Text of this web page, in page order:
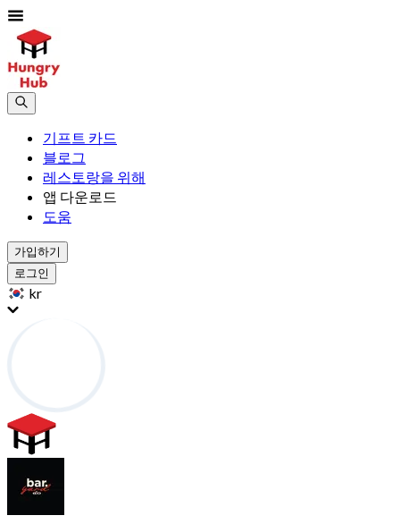
기프트 카드
블로그
레스토랑을 위해
앱 다운로드
도움
가입하기
로그인
kr